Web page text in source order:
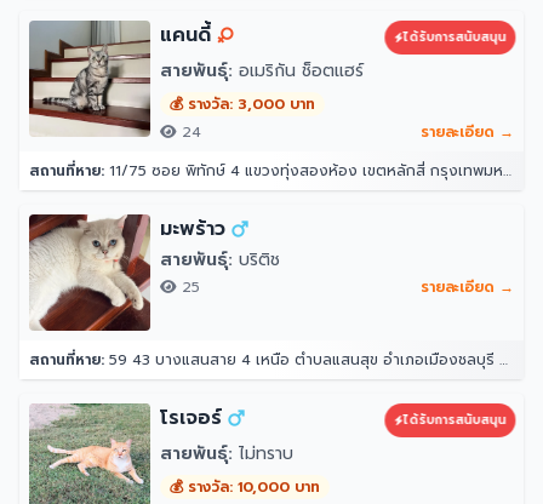
แคนดี้ ได้รับการสนับสนุน
สายพันธุ์: อเมริกัน ช็อตแฮร์
💰 รางวัล: 3,000 บาท
24
รายละเอียด →
สถานที่หาย: 11/75 ซอย พิทักษ์ 4 แขวงทุ่งสองห้อง เขตหลักสี่ กรุงเทพมหานคร 10210
มะพร้าว
สายพันธุ์: บริติช
25 รายละเอียด →
สถานที่หาย: 59 43 บางแสนสาย 4 เหนือ ตำบลแสนสุข อำเภอเมืองชลบุรี ชลบุรี 20130
โรเจอร์ ได้รับการสนับสนุน
สายพันธุ์: ไม่ทราบ
💰 รางวัล: 10,000 บาท